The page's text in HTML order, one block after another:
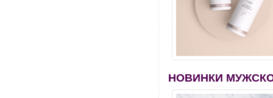
НОВИНКИ